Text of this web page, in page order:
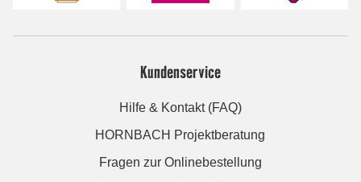
Kundenservice
Hilfe & Kontakt (FAQ)
HORNBACH Projektberatung
Fragen zur Onlinebestellung